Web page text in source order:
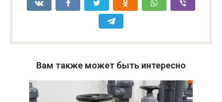
Вам также может быть интересно